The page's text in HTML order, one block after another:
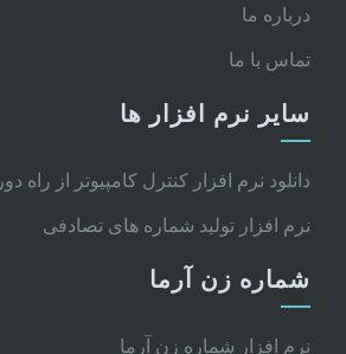
درباره ما
تماس با ما
سایر نرم افزار ها
دانلود نرم افزار کنترل کامپیوتر از راه دور
نرم افزار تولید شماره های تصادفی
شماره زن آرما
نرم افزار شماره زن آرما